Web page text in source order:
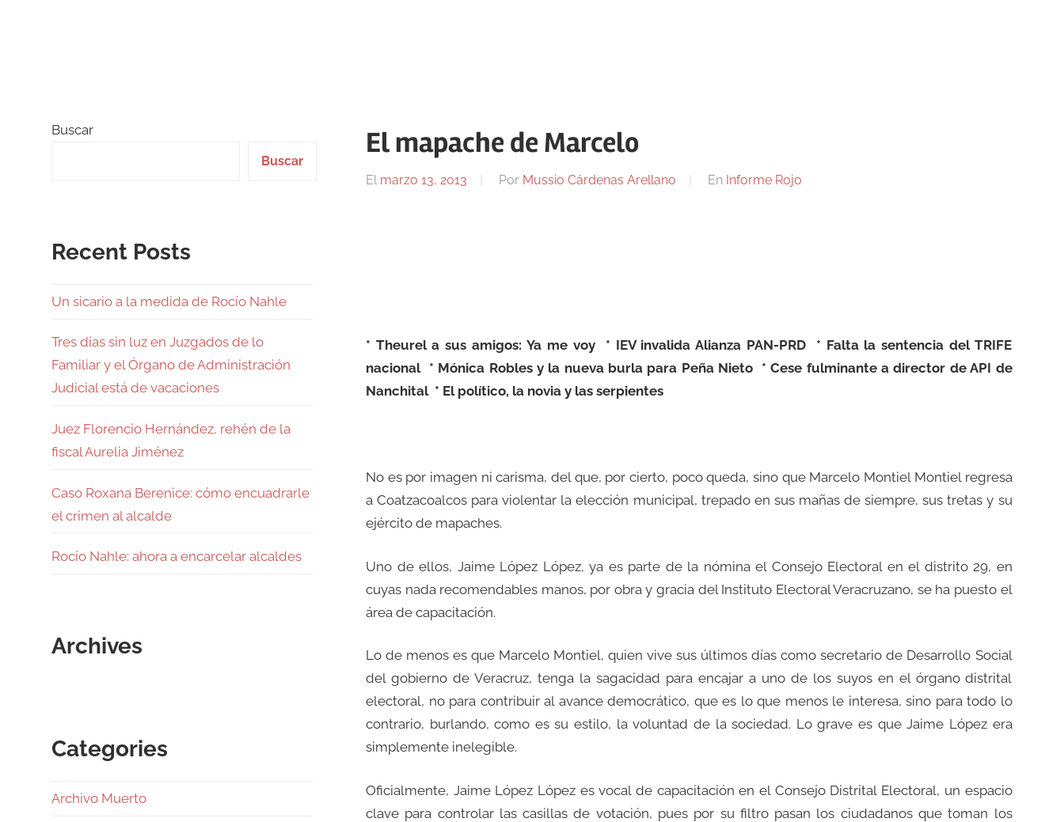
El mapache de Marcelo
El marzo 13, 2013 Por Mussio Cárdenas Arellano En Informe Rojo
* Theurel a sus amigos: Ya me voy * IEV invalida Alianza PAN-PRD * Falta la sentencia del TRIFE
nacional * Mónica Robles y la nueva burla para Peña Nieto * Cese fulminante a director de API de
Nanchital * El político, la novia y las serpientes
No es por imagen ni carisma, del que, por cierto, poco queda, sino que Marcelo Montiel Montiel regresa
a Coatzacoalcos para violentar la elección municipal, trepado en sus mañas de siempre, sus tretas y su
ejército de mapaches.
Uno de ellos, Jaime López López, ya es parte de la nómina el Consejo Electoral en el distrito 29, en
cuyas nada recomendables manos, por obra y gracia del Instituto Electoral Veracruzano, se ha puesto el
área de capacitación.
Lo de menos es que Marcelo Montiel, quien vive sus últimos días como secretario de Desarrollo Social
del gobierno de Veracruz, tenga la sagacidad para encajar a uno de los suyos en el órgano distrital
electoral, no para contribuir al avance democrático, que es lo que menos le interesa, sino para todo lo
contrario, burlando, como es su estilo, la voluntad de la sociedad. Lo grave es que Jaime López era
simplemente inelegible.
Oficialmente, Jaime López López es vocal de capacitación en el Consejo Distrital Electoral, un espacio
clave para controlar las casillas de votación, pues por su filtro pasan los ciudadanos que toman los
Buscar
Buscar
Recent Posts
Un sicario a la medida de Rocío Nahle
Tres días sin luz en Juzgados de lo
Familiar y el Órgano de Administración
Judicial está de vacaciones
Juez Florencio Hernández, rehén de la
fiscal Aurelia Jiménez
Caso Roxana Berenice: cómo encuadrarle
el crimen al alcalde
Rocío Nahle: ahora a encarcelar alcaldes
Archives
Categories
Archivo Muerto